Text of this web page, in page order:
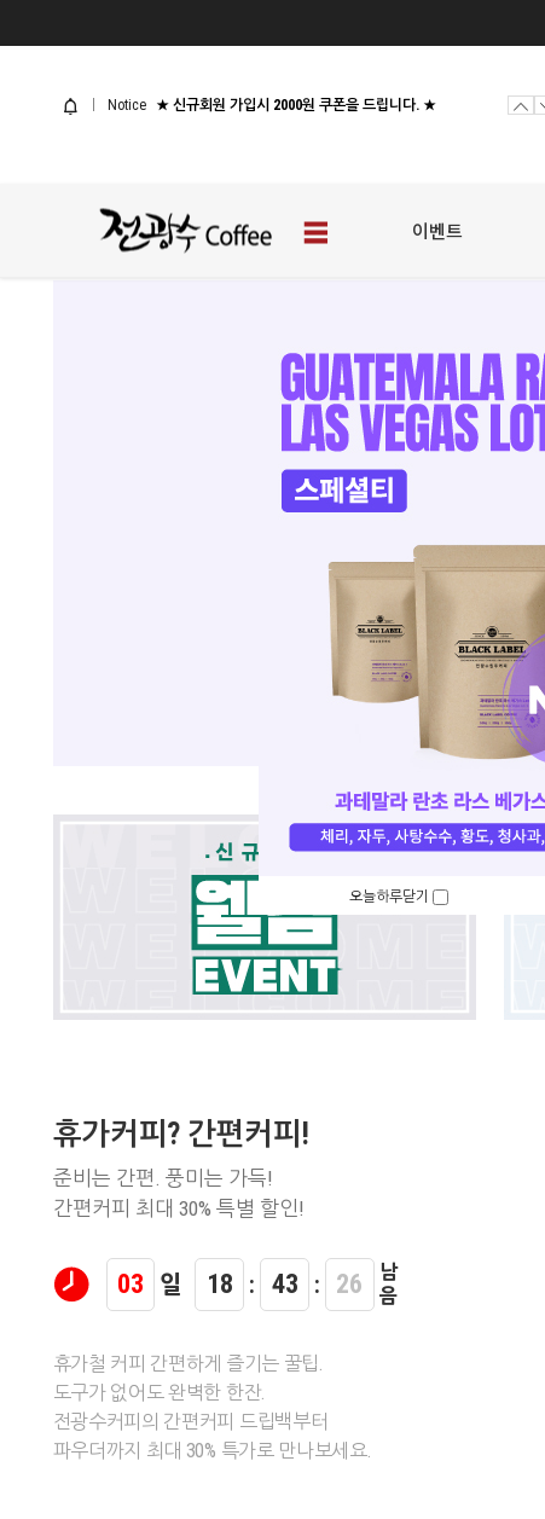
Notice
★ 신규회원 가입시 2000원 쿠폰을 드립니다. ★
이벤트
휴가커피? 간편커피!
준비는 간편. 풍미는 가득!
간편커피 최대 30% 특별 할인!
03 일 18 : 43 : 25
남
음
휴가철 커피 간편하게 즐기는 꿀팁.
도구가 없어도 완벽한 한잔.
전광수커피의 간편커피 드립백부터
파우더까지 최대 30% 특가로 만나보세요.
오늘하루닫기